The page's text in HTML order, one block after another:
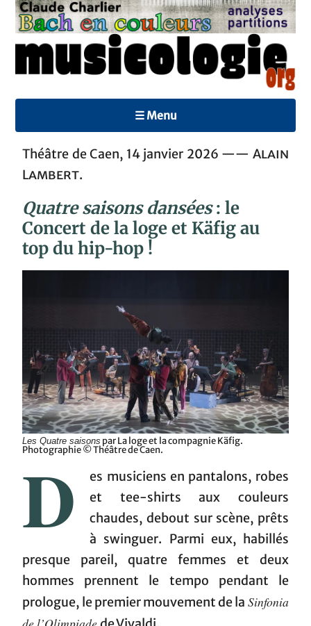
☰ Menu
Théâtre de Caen, 14 janvier 2026 —— Alain
Lambert.
Quatre saisons dansées: le
Concert de la loge et Käfig au
top du hip-hop !
Les Quatre saisons par La loge et la compagnie Käfig.
Photographie © Théâtre de Caen.
D
es musiciens en pantalons, robes
et tee-shirts aux couleurs
chaudes, debout sur scène, prêts
à swinguer. Parmi eux, habillés
presque pareil, quatre femmes et deux
hommes prennent le tempo pendant le
prologue, le premier mouvement de la Sinfonia